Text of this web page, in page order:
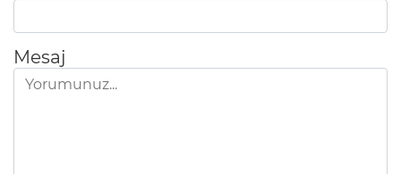
Mesaj